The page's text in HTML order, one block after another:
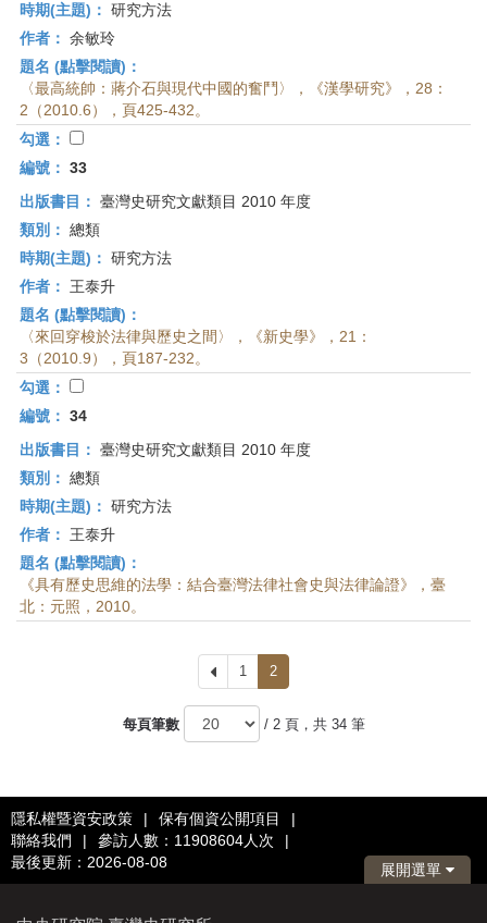
時期(主題)： 研究方法
作者： 余敏玲
題名 (點擊閱讀)：
〈最高統帥：蔣介石與現代中國的奮鬥〉，《漢學研究》，28：
2（2010.6），頁425-432。
勾選：
編號： 33
出版書目： 臺灣史研究文獻類目 2010 年度
類別： 總類
時期(主題)： 研究方法
作者：
王泰升
題名 (點擊閱讀)：
〈來回穿梭於法律與歷史之間〉，《新史學》，21：
3（2010.9），頁187-232。
勾選：
編號： 34
出版書目： 臺灣史研究文獻類目 2010 年度
類別： 總類
時期(主題)： 研究方法
作者：
王泰升
題名 (點擊閱讀)：
《具有歷史思維的法學：結合臺灣法律社會史與法律論證》，臺
北：元照，2010。
上
一
頁
1 2
每頁筆數 / 2 頁，共 34 筆
隱私權暨資安政策 | 保有個資公開項目
|
聯絡我們
| 參訪人數：11908604人次
|
最後更新：2026-08-08
展開選單